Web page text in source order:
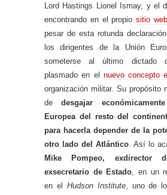
Lord Hastings Lionel Ismay, y el
encontrando en el propiositio
pesar de esta rotunda
los dirigentes de la Unión
someterse al último dictado
plasmado en el nuevo concepto
organización militar. Su propósito
dedesgajar
Europea del resto del
para hacerla depender de la
otro lado del Atlántico . Así lo
Mike Pompeo,
exsecretario de Estado , en un
en el Hudson Institute, uno de